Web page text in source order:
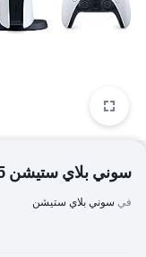
سوني بلاي ستيشن 5 النسخة الرقمية
في سوني بلاي ستيشن